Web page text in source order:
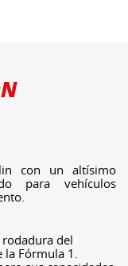
con un altísimo
para vehículos
del
la Fórmula 1.